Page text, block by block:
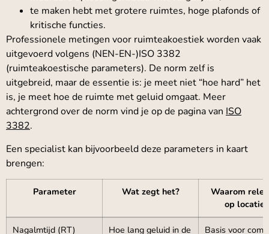
te maken hebt met grotere ruimtes, hoge plafonds of
kritische functies.
Professionele metingen voor ruimteakoestiek worden vaak
uitgevoerd volgens (NEN-EN-)ISO 3382
(ruimteakoestische parameters). De norm zelf is
uitgebreid, maar de essentie is: je meet niet “hoe hard” het
is, je meet hoe de ruimte met geluid omgaat. Meer
achtergrond over de norm vind je op de pagina van ISO
3382.
Een specialist kan bijvoorbeeld deze parameters in kaart
brengen:
Parameter Wat zegt het?
Waarom
op locatie?
Nagalmtijd (RT) Hoe lang geluid in de Basis voor